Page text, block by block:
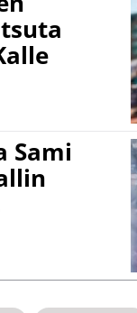
Sami